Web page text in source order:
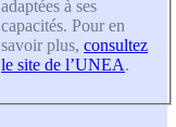
adaptées à ses
capacités. Pour en
savoir plus, consultez
le site de l’UNEA.